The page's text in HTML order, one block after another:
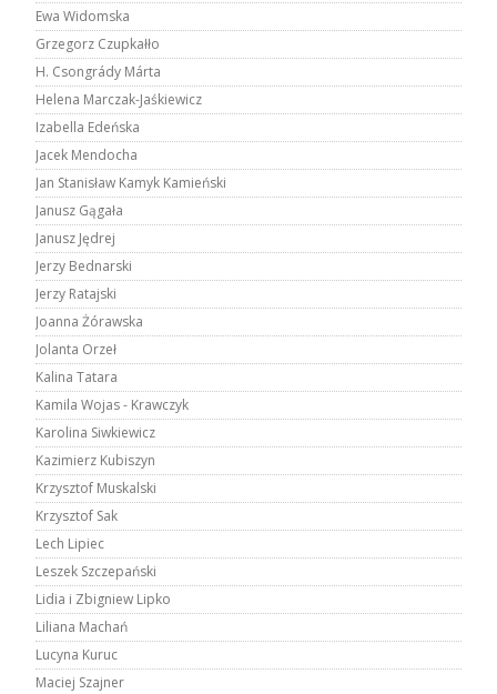
Ewa Widomska
Grzegorz Czupkałło
H. Csongrády Márta
Helena Marczak-Jaśkiewicz
Izabella Edeńska
Jacek Mendocha
Jan Stanisław Kamyk Kamieński
Janusz Gągała
Janusz Jędrej
Jerzy Bednarski
Jerzy Ratajski
Joanna Żórawska
Jolanta Orzeł
Kalina Tatara
Kamila Wojas - Krawczyk
Karolina Siwkiewicz
Kazimierz Kubiszyn
Krzysztof Muskalski
Krzysztof Sak
Lech Lipiec
Leszek Szczepański
Lidia i Zbigniew Lipko
Liliana Machań
Lucyna Kuruc
Maciej Szajner